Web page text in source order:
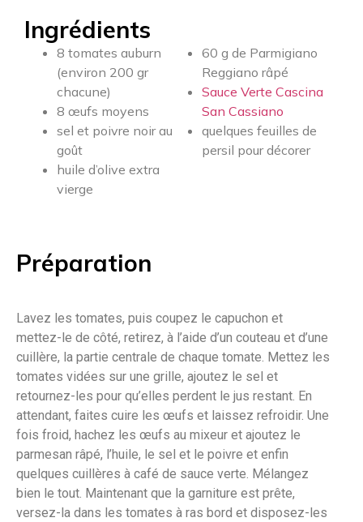
Ingrédients
8 tomates auburn
(environ 200 gr
chacune)
8 œufs moyens
sel et poivre noir au
goût
huile d’olive extra
vierge
60 g de Parmigiano
Reggiano râpé
Sauce Verte Cascina
San Cassiano
quelques feuilles de
persil pour décorer
Préparation
Lavez les tomates, puis coupez le capuchon et
mettez-le de côté, retirez, à l’aide d’un couteau et d’une
cuillère, la partie centrale de chaque tomate. Mettez les
tomates vidées sur une grille, ajoutez le sel et
retournez-les pour qu’elles perdent le jus restant. En
attendant, faites cuire les œufs et laissez refroidir. Une
fois froid, hachez les œufs au mixeur et ajoutez le
parmesan râpé, l’huile, le sel et le poivre et enfin
quelques cuillères à café de sauce verte. Mélangez
bien le tout. Maintenant que la garniture est prête,
versez-la dans les tomates à ras bord et disposez-les